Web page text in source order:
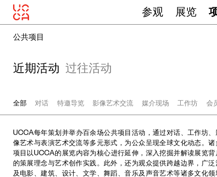
参观 展览
公共项目
近期活动 过往活动
全部 对话 特邀导览 影像艺术交流 媒介现场 工作坊 会
UCCA每年策划并举办百余场公共项目活动，通过对话、工作坊、
像艺术与表演艺术交流等多元形式，为公众呈现全球文化动态。诸
项目以UCCA的展览内容为核心进行延伸，深入挖掘并解读展览背
的策展理念与艺术创作实践。此外，还为观众提供跨越边界，广泛
及电影、建筑、设计、文学、舞蹈、音乐及声音艺术等诸多文化领